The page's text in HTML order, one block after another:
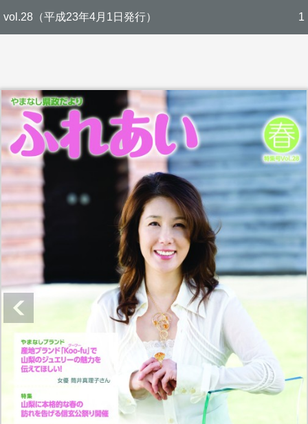
vol.28（平成23年4月1日発行） 1